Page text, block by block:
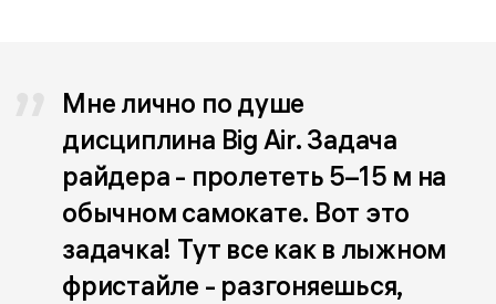
Мне лично по душе
дисциплина Big Air. Задача
райдера - пролететь 5–15 м на
обычном самокате. Вот это
задачка! Тут все как в лыжном
фристайле - разгоняешься,